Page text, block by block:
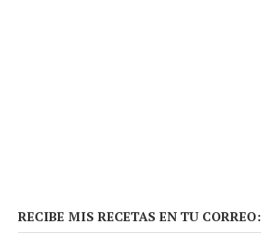
RECIBE MIS RECETAS EN TU CORREO: